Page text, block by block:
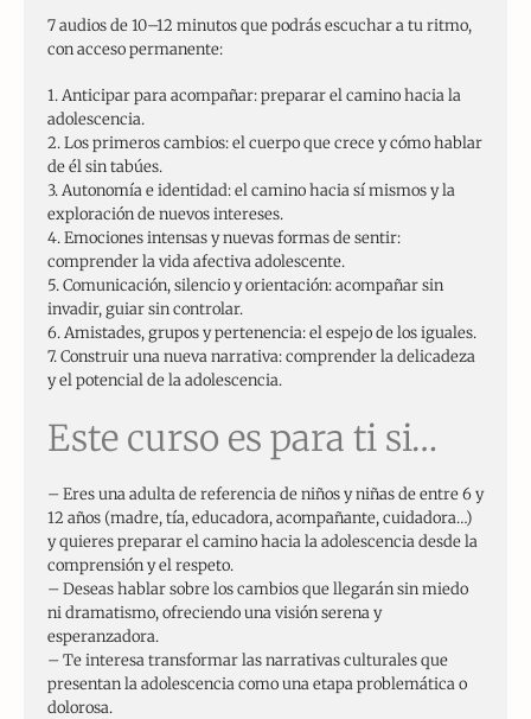
7 audios de 10–12 minutos que podrás escuchar a tu ritmo,
con acceso permanente:
1. Anticipar para acompañar: preparar el camino hacia la
adolescencia.
2. Los primeros cambios: el cuerpo que crece y cómo hablar
de él sin tabúes.
3. Autonomía e identidad: el camino hacia sí mismos y la
exploración de nuevos intereses.
4. Emociones intensas y nuevas formas de sentir:
comprender la vida afectiva adolescente.
5. Comunicación, silencio y orientación: acompañar sin
invadir, guiar sin controlar.
6. Amistades, grupos y pertenencia: el espejo de los iguales.
7. Construir una nueva narrativa: comprender la delicadeza
y el potencial de la adolescencia.
Este curso es para ti si…
– Eres una adulta de referencia de niños y niñas de entre 6 y
12 años (madre, tía, educadora, acompañante, cuidadora…)
y quieres preparar el camino hacia la adolescencia desde la
comprensión y el respeto.
– Deseas hablar sobre los cambios que llegarán sin miedo
ni dramatismo, ofreciendo una visión serena y
esperanzadora.
– Te interesa transformar las narrativas culturales que
presentan la adolescencia como una etapa problemática o
dolorosa.